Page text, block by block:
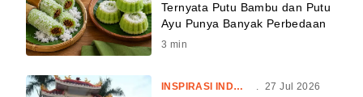
Ternyata Putu Bambu dan Putu
Ayu Punya Banyak Perbedaan
3 min
INSPIRASI INDONESIA . 27 Jul 2026